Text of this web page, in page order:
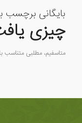
بایگانی برچسب
چیزی
متاسفیم، مطلبی